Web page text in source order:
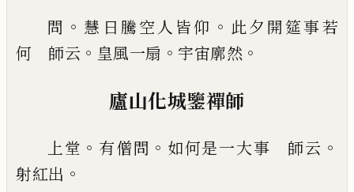
問 。 慧日騰空人皆仰 。 此夕開筵事若
何 師云 。 皇風一扇 。 宇宙廓然 。
廬山化城鑒禪師
上堂 。 有僧問 。 如何是一大事 師云 。
射紅出 。